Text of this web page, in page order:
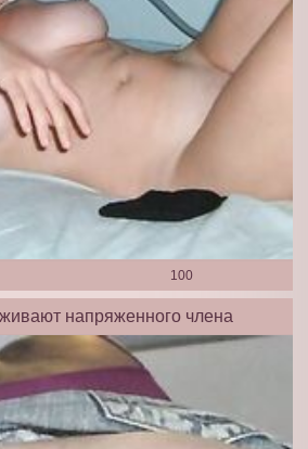
100
напряженного члена